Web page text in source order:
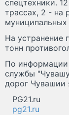
спецтехники.
трассах, 2 - на
муниципальных
На устранение
тонн
По информации
службы
дорог Чувашии
PG21.ru
pg21.ru